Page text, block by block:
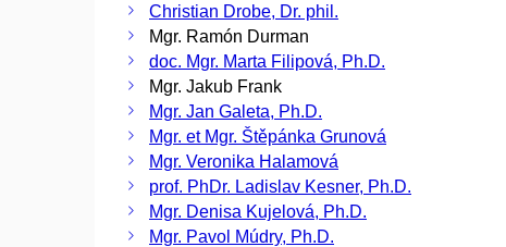
Christian Drobe, Dr. phil.
Mgr. Ramón Durman
doc. Mgr. Marta Filipová, Ph.D.
Mgr. Jakub Frank
Mgr. Jan Galeta, Ph.D.
Mgr. et Mgr. Štěpánka Grunová
Mgr. Veronika Halamová
prof. PhDr. Ladislav Kesner, Ph.D.
Mgr. Denisa Kujelová, Ph.D.
Mgr. Pavol Múdry, Ph.D.